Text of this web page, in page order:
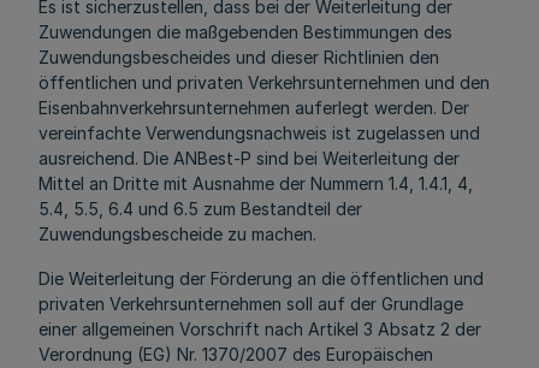
Es ist sicherzustellen, dass bei der Weiterleitung der
Zuwendungen die maßgebenden Bestimmungen des
Zuwendungsbescheides und dieser Richtlinien den
öffentlichen und privaten Verkehrsunternehmen und den
Eisenbahnverkehrsunternehmen auferlegt werden. Der
vereinfachte Verwendungsnachweis ist zugelassen und
ausreichend. Die ANBest-P sind bei Weiterleitung der
Mittel an Dritte mit Ausnahme der Nummern 1.4, 1.4.1, 4,
5.4, 5.5, 6.4 und 6.5 zum Bestandteil der
Zuwendungsbescheide zu machen.
Die Weiterleitung der Förderung an die öffentlichen und
privaten Verkehrsunternehmen soll auf der Grundlage
einer allgemeinen Vorschrift nach Artikel 3 Absatz 2 der
Verordnung (EG) Nr. 1370/2007 des Europäischen